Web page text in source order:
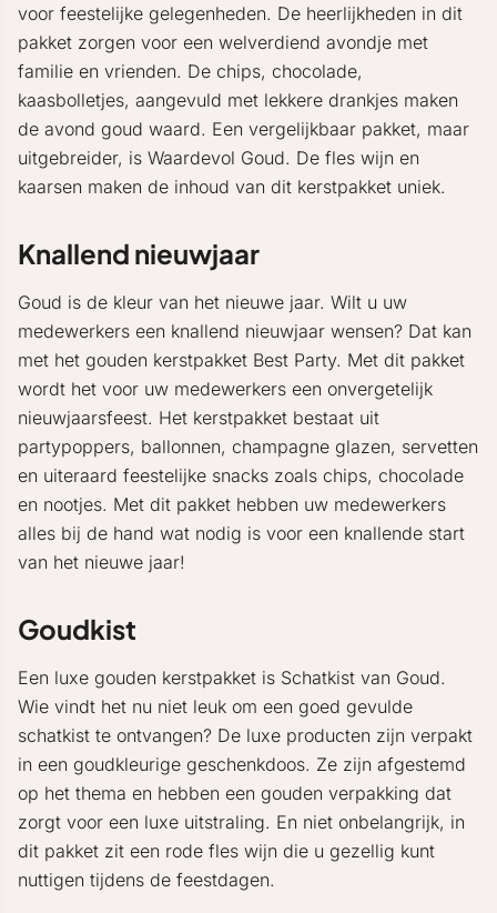
voor feestelijke gelegenheden. De heerlijkheden in dit
pakket zorgen voor een welverdiend avondje met
familie en vrienden. De chips, chocolade,
kaasbolletjes, aangevuld met lekkere drankjes maken
de avond goud waard. Een vergelijkbaar pakket, maar
uitgebreider, is Waardevol Goud. De fles wijn en
kaarsen maken de inhoud van dit kerstpakket uniek.
Knallend nieuwjaar
Goud is de kleur van het nieuwe jaar. Wilt u uw
medewerkers een knallend nieuwjaar wensen? Dat kan
met het gouden kerstpakket Best Party. Met dit pakket
wordt het voor uw medewerkers een onvergetelijk
nieuwjaarsfeest. Het kerstpakket bestaat uit
partypoppers, ballonnen, champagne glazen, servetten
en uiteraard feestelijke snacks zoals chips, chocolade
en nootjes. Met dit pakket hebben uw medewerkers
alles bij de hand wat nodig is voor een knallende start
van het nieuwe jaar!
Goudkist
Een luxe gouden kerstpakket is Schatkist van Goud.
Wie vindt het nu niet leuk om een goed gevulde
schatkist te ontvangen? De luxe producten zijn verpakt
in een goudkleurige geschenkdoos. Ze zijn afgestemd
op het thema en hebben een gouden verpakking dat
zorgt voor een luxe uitstraling. En niet onbelangrijk, in
dit pakket zit een rode fles wijn die u gezellig kunt
nuttigen tijdens de feestdagen.